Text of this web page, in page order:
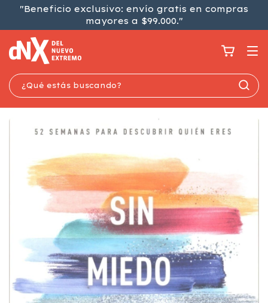
"Beneficio exclusivo: envío gratis en compras
mayores a $99.000."